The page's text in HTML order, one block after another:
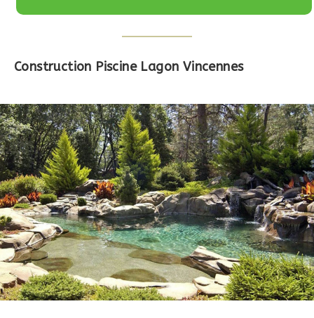
Construction Piscine Lagon Vincennes